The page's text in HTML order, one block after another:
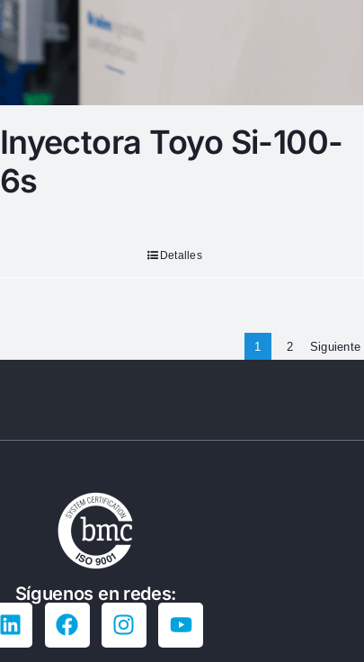
Inyectora Toyo Si-100-
6s
Detalles
1 2 Siguiente
Síguenos en redes: